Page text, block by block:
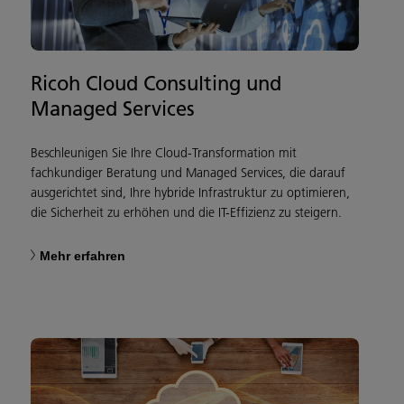
Ricoh Cloud Consulting und
Managed Services
Beschleunigen Sie Ihre Cloud-Transformation mit
fachkundiger Beratung und Managed Services, die darauf
ausgerichtet sind, Ihre hybride Infrastruktur zu optimieren,
die Sicherheit zu erhöhen und die IT-Effizienz zu steigern.
Mehr erfahren